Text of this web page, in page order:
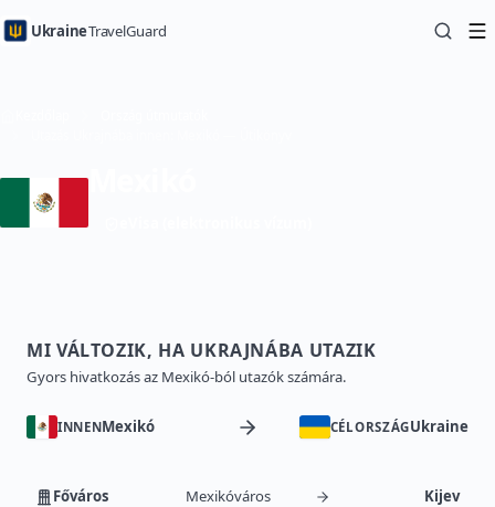
UkraineTravelGuard
MI VÁLTOZIK, HA UKRAJNÁBA UTAZIK
Gyors hivatkozás az Mexikó-ból utazók számára.
INNENMexikó CÉLORSZÁGUkraine
Főváros Mexikóváros Kijev